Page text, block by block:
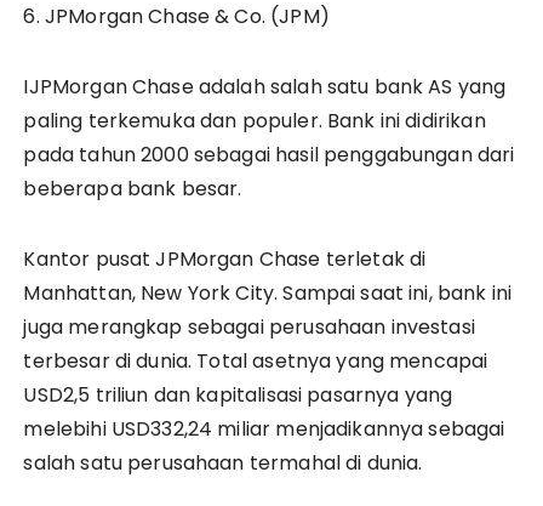
6. JPMorgan Chase & Co. (JPM)
IJPMorgan Chase adalah salah satu bank AS yang
paling terkemuka dan populer. Bank ini didirikan
pada tahun 2000 sebagai hasil penggabungan dari
beberapa bank besar.
Kantor pusat JPMorgan Chase terletak di
Manhattan, New York City. Sampai saat ini, bank ini
juga merangkap sebagai perusahaan investasi
terbesar di dunia. Total asetnya yang mencapai
USD2,5 triliun dan kapitalisasi pasarnya yang
melebihi USD332,24 miliar menjadikannya sebagai
salah satu perusahaan termahal di dunia.